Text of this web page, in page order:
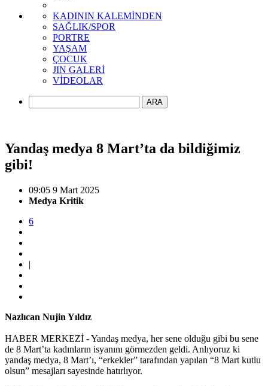
KADININ KALEMİNDEN
SAĞLIK/SPOR
PORTRE
YAŞAM
ÇOCUK
JIN GALERİ
VİDEOLAR
ARA
Yandaş medya 8 Mart’ta da bildiğimiz
gibi!
09:05 9 Mart 2025
Medya Kritik
6
|
Nazlıcan Nujin Yıldız
HABER MERKEZİ - Yandaş medya, her sene olduğu gibi bu sene
de 8 Mart’ta kadınların isyanını görmezden geldi. Anlıyoruz ki
yandaş medya, 8 Mart’ı, “erkekler” tarafından yapılan “8 Mart kutlu
olsun” mesajları sayesinde hatırlıyor.